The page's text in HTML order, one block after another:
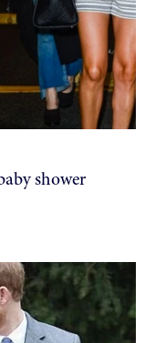
shower